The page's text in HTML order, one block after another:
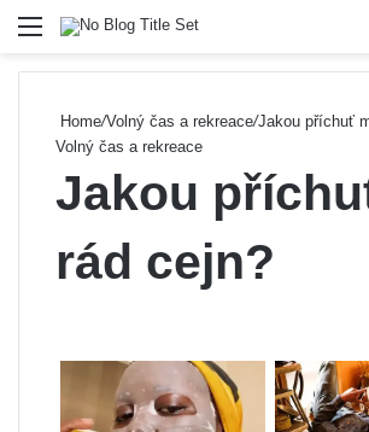
Menu
Home/Volný čas a rekreace/Jakou příchuť
Volný čas a rekreace
Jakou
rád cejn?